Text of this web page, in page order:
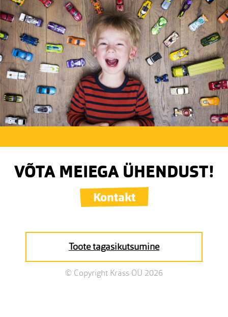
VÕTA MEIEGA ÜHENDUST!
Kontakt
Toote tagasikutsumine
© Copyright Kräss OÜ 2026